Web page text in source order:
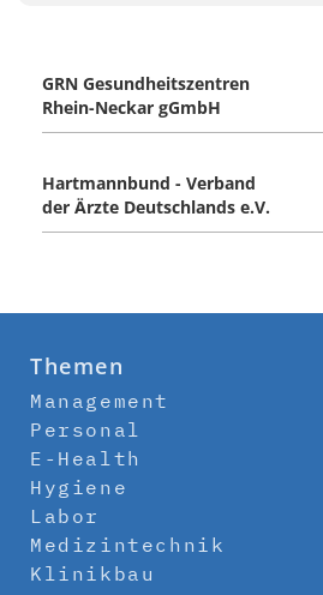
GRN Gesundheitszentren
Rhein-Neckar gGmbH
Hartmannbund - Verband
der Ärzte Deutschlands e.V.
Themen
Management
Personal
E-Health
Hygiene
Labor
Medizintechnik
Klinikbau